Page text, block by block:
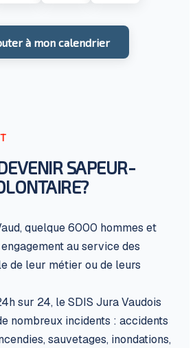
à mon calendrier
SAPEUR-
quelque 6000 hommes et
au service des
de leur métier ou de leurs
sur 24, le SDIS Jura Vaudois
nombreux incidents : accidents
sauvetages, inondations,